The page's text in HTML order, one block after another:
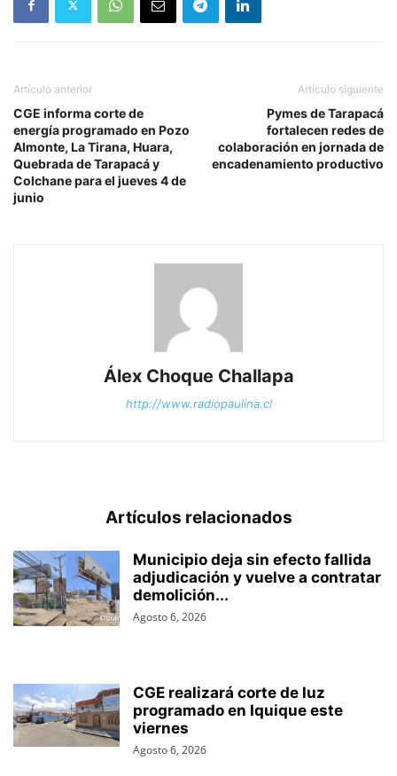
Artículo anterior
CGE informa corte de
energía programado en Pozo
Almonte, La Tirana, Huara,
Quebrada de Tarapacá y
Colchane para el jueves 4 de
junio
Artículo siguiente
Pymes de Tarapacá
fortalecen redes de
colaboración en jornada de
encadenamiento productivo
Álex Choque Challapa
http://www.radiopaulina.cl
Artículos relacionados
Municipio deja sin efecto fallida
adjudicación y vuelve a contratar
demolición...
Agosto 6, 2026
CGE realizará corte de luz
programado en Iquique este
viernes
Agosto 6, 2026